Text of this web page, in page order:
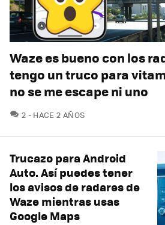
Waze es bueno con los
tengo un truco para
no se me escape ni uno
2 COMENTARIOS
HACE 2 AÑOS
Trucazo para Android
Auto. Así puedes tener
los avisos de radares de
Waze mientras usas
Google Maps